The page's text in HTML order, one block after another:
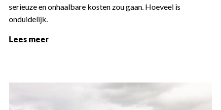
serieuze en onhaalbare kosten zou gaan. Hoeveel is
onduidelijk.
Lees meer